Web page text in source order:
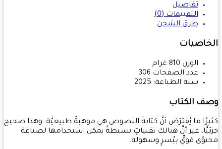
تفاصيل
التقييمات (0)
طرق الشحن
الوزن 810 غرام
عدد الصفحات 306
سنة الطباعة: 2025
الكتاب
ما يُفترَض أنَّ كتابةَ النصوص هي موهبةٌ طبيعيَّة. وهذا صحيح
غير أنَّ هنالك تقنياتٍ بسيطةً يمكن استخدامها لصياغة
قويٍّ بيُسرٍ وسهولة.